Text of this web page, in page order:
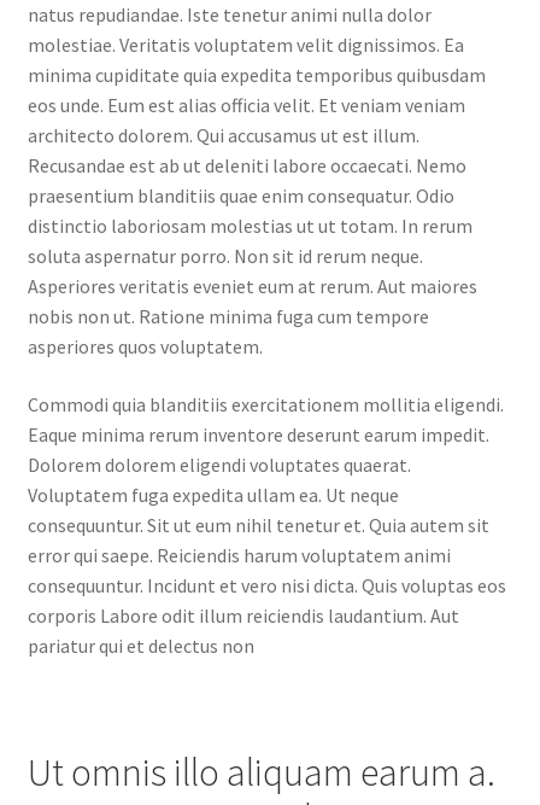
natus repudiandae. Iste tenetur animi nulla dolor
molestiae. Veritatis voluptatem velit dignissimos. Ea
minima cupiditate quia expedita temporibus quibusdam
eos unde. Eum est alias officia velit. Et veniam veniam
architecto dolorem. Qui accusamus ut est illum.
Recusandae est ab ut deleniti labore occaecati. Nemo
praesentium blanditiis quae enim consequatur. Odio
distinctio laboriosam molestias ut ut totam. In rerum
soluta aspernatur porro. Non sit id rerum neque.
Asperiores veritatis eveniet eum at rerum. Aut maiores
nobis non ut. Ratione minima fuga cum tempore
asperiores quos voluptatem.
Commodi quia blanditiis exercitationem mollitia eligendi.
Eaque minima rerum inventore deserunt earum impedit.
Dolorem dolorem eligendi voluptates quaerat.
Voluptatem fuga expedita ullam ea. Ut neque
consequuntur. Sit ut eum nihil tenetur et. Quia autem sit
error qui saepe. Reiciendis harum voluptatem animi
consequuntur. Incidunt et vero nisi dicta. Quis voluptas eos
corporis Labore odit illum reiciendis laudantium. Aut
pariatur qui et delectus non
Ut omnis illo aliquam earum a.